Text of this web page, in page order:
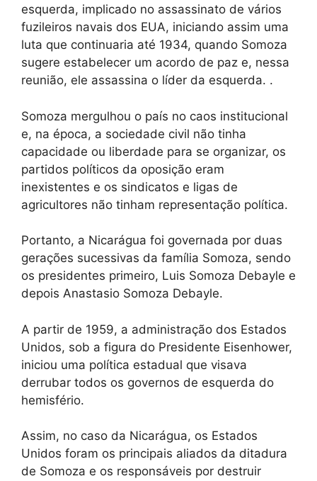
esquerda, implicado no assassinato de vários
fuzileiros navais dos EUA, iniciando assim uma
luta que continuaria até 1934, quando Somoza
sugere estabelecer um acordo de paz e, nessa
reunião, ele assassina o líder da esquerda. .
Somoza mergulhou o país no caos institucional
e, na época, a sociedade civil não tinha
capacidade ou liberdade para se organizar, os
partidos políticos da oposição eram
inexistentes e os sindicatos e ligas de
agricultores não tinham representação política.
Portanto, a Nicarágua foi governada por duas
gerações sucessivas da família Somoza, sendo
os presidentes primeiro, Luis Somoza Debayle e
depois Anastasio Somoza Debayle.
A partir de 1959, a administração dos Estados
Unidos, sob a figura do Presidente Eisenhower,
iniciou uma política estadual que visava
derrubar todos os governos de esquerda do
hemisfério.
Assim, no caso da Nicarágua, os Estados
Unidos foram os principais aliados da ditadura
de Somoza e os responsáveis ​​por destruir